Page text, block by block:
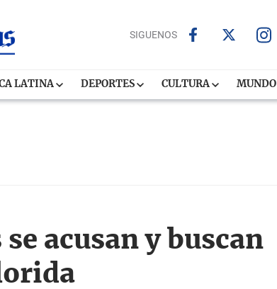
SIGUENOS
LATINA DEPORTES CULTURA MUNDO
acusan y buscan